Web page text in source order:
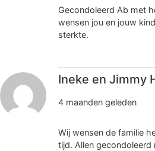
Gecondoleerd Ab met
wensen jou en jouw
sterkte.
Ineke en Jimmy
4 maanden geleden
Wij wensen de familie
tijd. Allen gecondoleerd